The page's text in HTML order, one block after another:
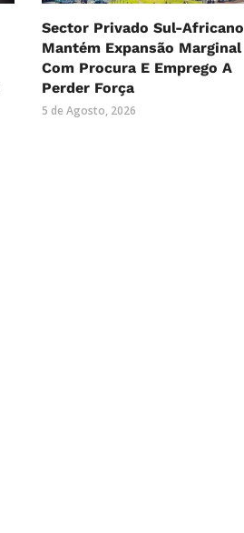
Sector Privado Sul-Africano
Mantém Expansão Marginal
Com Procura E Emprego A
Perder Força
5 de Agosto, 2026